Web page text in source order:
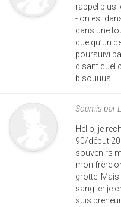
rappel plus
- on est
dans une
quelqu’un
poursuivi
disant quel
bisouuus
Soumis par
Hello, je
90/début
souvenirs
mon frère
grotte.
sanglier je
suis